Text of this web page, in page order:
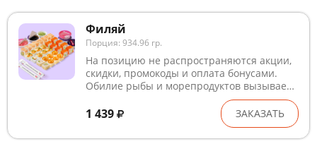
Филяй
Порция: 934.96 гр.
На позицию не распространяются акции,
скидки, промокоды и оплата бонусами.
Обилие рыбы и морепродуктов вызывает
непреодолимое желание. В набор
включены васаби, имбирь, соевый соус и
палочки. Состав: Калифорния с огурцом,
Лосось чили-майо с кунжутом,
1 439 ЗАКАЗАТЬ